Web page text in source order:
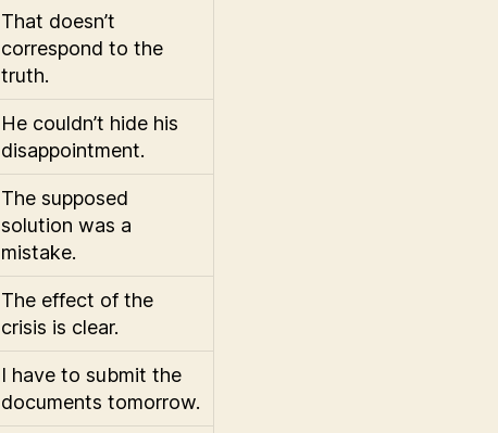
That doesn’t
correspond to the
truth.
He couldn’t hide his
disappointment.
The supposed
solution was a
mistake.
The effect of the
crisis is clear.
I have to submit the
documents tomorrow.